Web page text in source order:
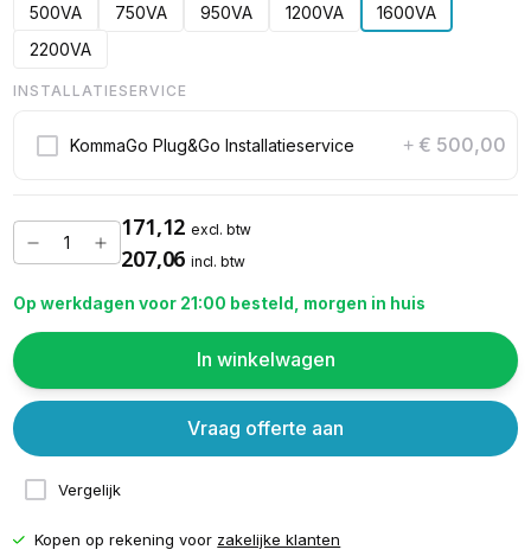
500VA 750VA 950VA 1200VA
1600VA
2200VA
INSTALLATIESERVICE
KommaGo Plug&Go Installatieservice + € 500,00
171,12 excl. btw
207,06 incl. btw
Op werkdagen voor 21:00 besteld, morgen in huis
In winkelwagen
Vergelijk
Vraag offerte aan
Kopen op rekening voor zakelijke klanten